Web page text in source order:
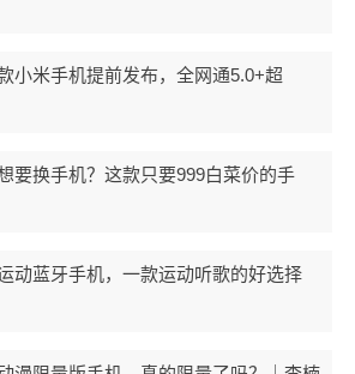
小米手机提前发布，全网通5.0+超
要换手机？这款只要999白菜价的手
动蓝牙手机，一款运动听歌的好选择